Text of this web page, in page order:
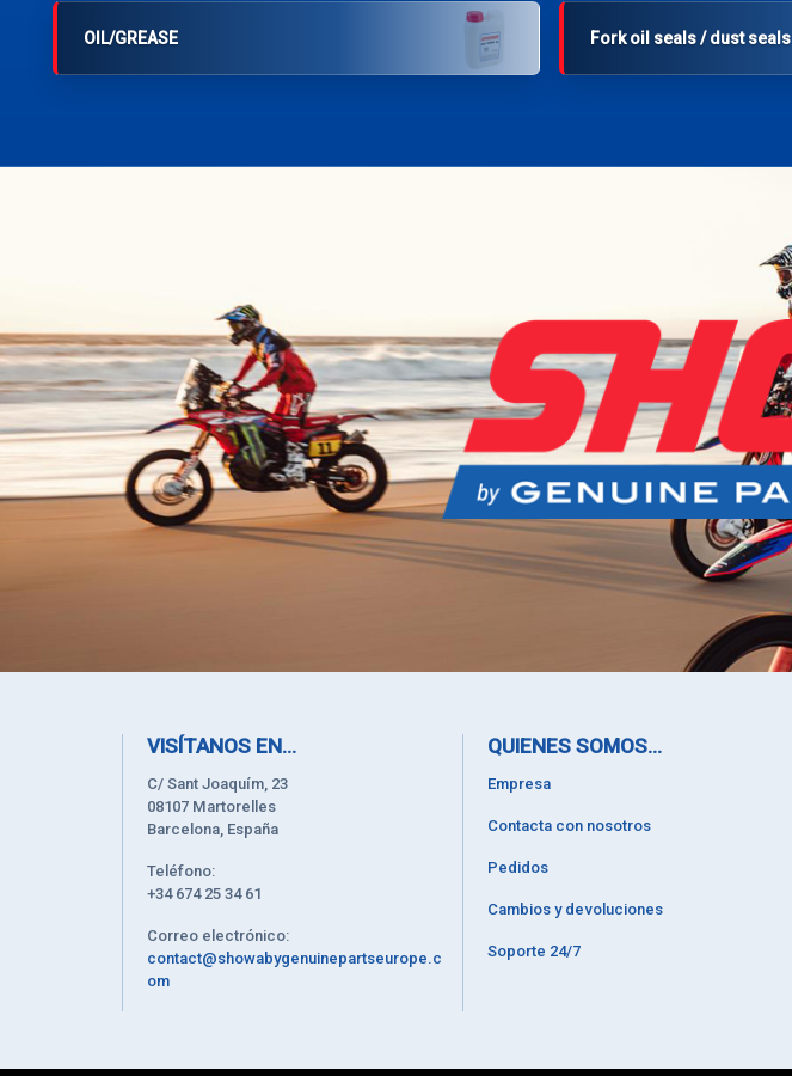
OIL/GREASE Fork oil seals / dust seals
VISÍTANOS EN...
C/ Sant Joaquím, 23
08107 Martorelles
Barcelona, España
Teléfono:
+34 674 25 34 61
Correo electrónico:
contact@showabygenuinepartseurope.c
om
QUIENES SOMOS...
Empresa
Contacta con nosotros
Pedidos
Cambios y devoluciones
Soporte 24/7